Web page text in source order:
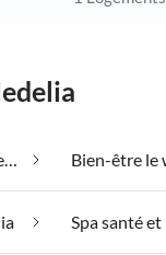
Appartements de vacances pas chers dans Sveta Nedelia